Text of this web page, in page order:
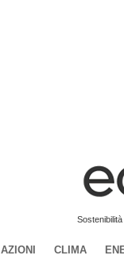
AZIONI CLIMA